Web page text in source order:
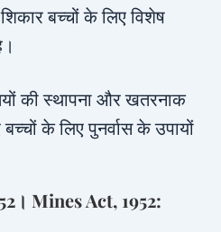
बच्चों के लिए विशेष
की स्थापना और खतरनाक
बच्चों के लिए पुनर्वास के उपायों
Mines Act, 1952: